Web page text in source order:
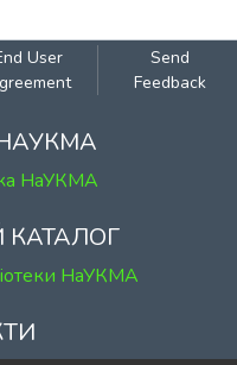
User
Send
Feedback
НаУКМА
КАТАЛОГ
НаУКМА